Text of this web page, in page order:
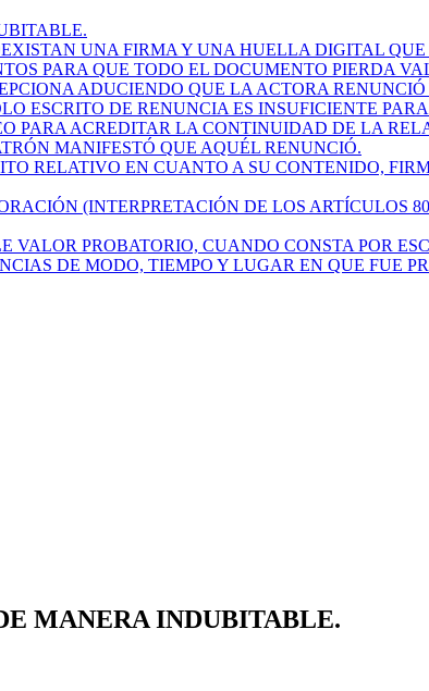
UNA FIRMA Y UNA HUELLA DIGITAL
PARA QUE TODO EL DOCUMENTO PIERDA
ADUCIENDO QUE LA ACTORA
ESCRITO DE RENUNCIA ES INSUFICIENTE
PARA ACREDITAR LA CONTINUIDAD DE LA
MANIFESTÓ QUE AQUÉL RENUNCIÓ.
RELATIVO EN CUANTO A SU CONTENIDO,
(INTERPRETACIÓN DE LOS ARTÍCULOS
PROBATORIO, CUANDO CONSTA POR
DE MODO, TIEMPO Y LUGAR EN QUE FUE
MANERA INDUBITABLE.